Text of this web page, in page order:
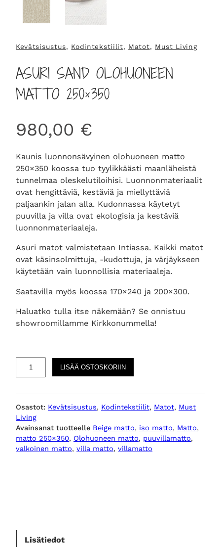
Kevätsisustus, Kodintekstiilit, Matot, Must Living
ASURI SAND OLOHUONEEN
MATTO 250×350
980,00 €
Kaunis luonnonsävyinen olohuoneen matto
250×350 koossa tuo tyylikkäästi maanläheistä
tunnelmaa oleskelutiloihisi. Luonnonmateriaalit
ovat hengittäviä, kestäviä ja miellyttäviä
paljaankin jalan alla. Kudonnassa käytetyt
puuvilla ja villa ovat ekologisia ja kestäviä
luonnonmateriaaleja.
Asuri matot valmistetaan Intiassa. Kaikki matot
ovat käsinsolmittuja, -kudottuja, ja värjäykseen
käytetään vain luonnollisia materiaaleja.
Saatavilla myös koossa 170×240 ja 200×300.
Haluatko tulla itse näkemään? Se onnistuu
showroomillamme Kirkkonummella!
i
s
n
o
LISÄÄ OSTOSKORIIN
Osastot: Kevätsisustus, Kodintekstiilit, Matot, Must
Living
Avainsanat tuotteelle Beige matto, iso matto, Matto
matto 250×350, Olohuoneen matto, puuvillamatto
valkoinen matto, villa matto, villamatto
Lisätiedot